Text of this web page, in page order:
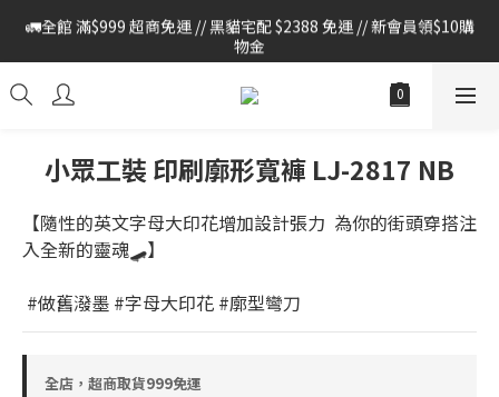
🚛全館 滿$999 超商免運 // 黑貓宅配 $2388 免運 // 新會員領$10購
物金
🚛全館 滿$999 超商免運 // 黑貓宅配 $2388 免運 // 新會員領$10購
物金
🔔本站僅使用官方LINE進行客戶服務 , 如有任何問題 請至官網首頁
> 右下方紅色對話框 > 加LINE與我們聯繫
物金
小眾工裝 印刷廓形寬褲 LJ-2817 NB
【隨性的英文字母大印花增加設計張力  為你的街頭穿搭注
入全新的靈魂🛹】
#做舊潑墨 #字母大印花 #廓型彎刀
全店，超商取貨999免運